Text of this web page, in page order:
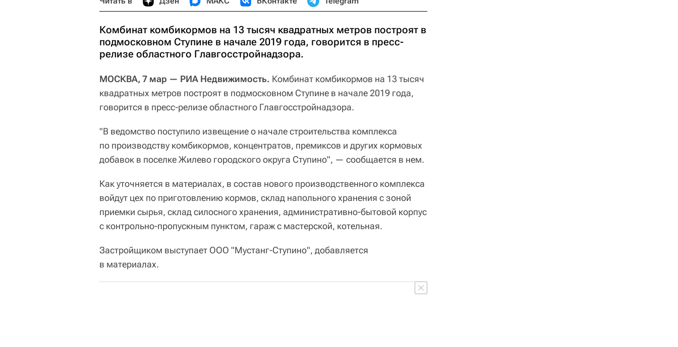
Комбинат комбикормов на 13 тысяч квадратных метров построят в
подмосковном Ступине в начале 2019 года, говорится в пресс-
релизе областного Главгосстройнадзора.
МОСКВА, 7 мар — РИА Недвижимость. Комбинат комбикормов на 13 тысяч
квадратных метров построят в подмосковном Ступине в начале 2019 года,
говорится в пресс-релизе областного Главгосстройнадзора.
"В ведомство поступило извещение о начале строительства комплекса
по производству комбикормов, концентратов, премиксов и других кормовых
добавок в поселке Жилево городского округа Ступино", — сообщается в нем.
Как уточняется в материалах, в состав нового производственного комплекса
войдут цех по приготовлению кормов, склад напольного хранения с зоной
приемки сырья, склад силосного хранения, административно-бытовой корпус
с контрольно-пропускным пунктом, гараж с мастерской, котельная.
Застройщиком выступает ООО "Мустанг-Ступино", добавляется
в материалах.